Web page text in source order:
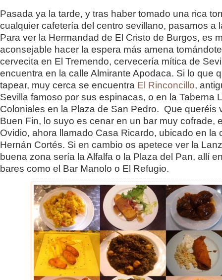
Pasada ya la tarde, y tras haber tomado una rica
cualquier cafetería del centro sevillano, pasamos a
Para ver la Hermandad de El Cristo de Burgos, es
aconsejable hacer la espera más amena
cervecita en El Tremendo, cervecería mítica de
encuentra en la calle Almirante Apodaca. Si lo que
tapear, muy cerca se encuentra El Rinconcillo,
Sevilla famoso por sus espinacas, o en la Taberna
Coloniales en la Plaza de San Pedro. Que queréis
Buen Fin, lo suyo es cenar en un bar muy cofrade,
Ovidio, ahora llamado Casa Ricardo, ubicado en la
Hernán Cortés. Si en cambio os apetece ver la
buena zona sería la Alfalfa o la Plaza del Pan, allí
bares como el Bar Manolo o El Refugio.